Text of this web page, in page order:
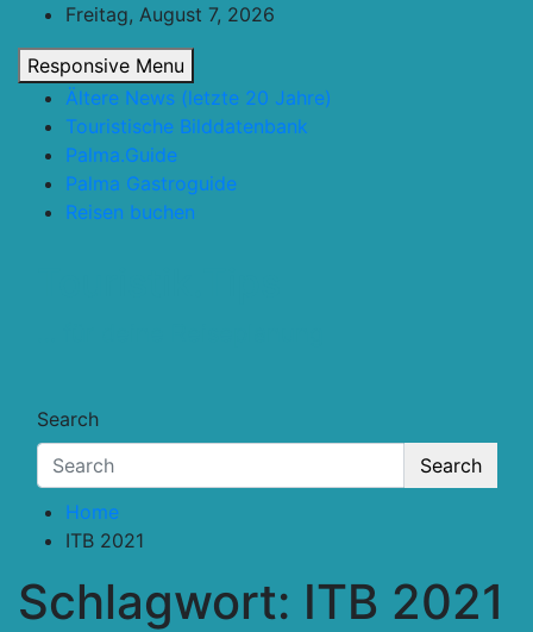
content
Freitag, August 7, 2026
Responsive Menu
Ältere News (letzte 20 Jahre)
Touristische Bilddatenbank
Palma.Guide
Palma Gastroguide
Reisen buchen
Search
Search
Home
ITB 2021
Schlagwort: ITB 2021